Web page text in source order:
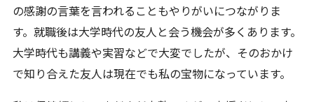
の感謝の言葉を言われることもやりがいにつながりま
す。就職後は大学時代の友人と会う機会が多くあります。
大学時代も講義や実習などで大変でしたが、そのおかけ
で知り合えた友人は現在でも私の宝物になっています。